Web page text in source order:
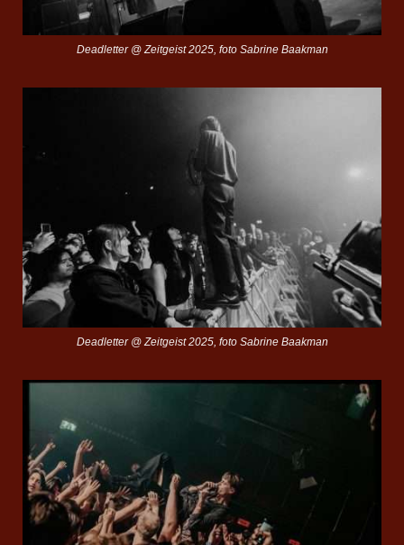
Deadletter @ Zeitgeist 2025, foto Sabrine Baakman
Deadletter @ Zeitgeist 2025, foto Sabrine Baakman